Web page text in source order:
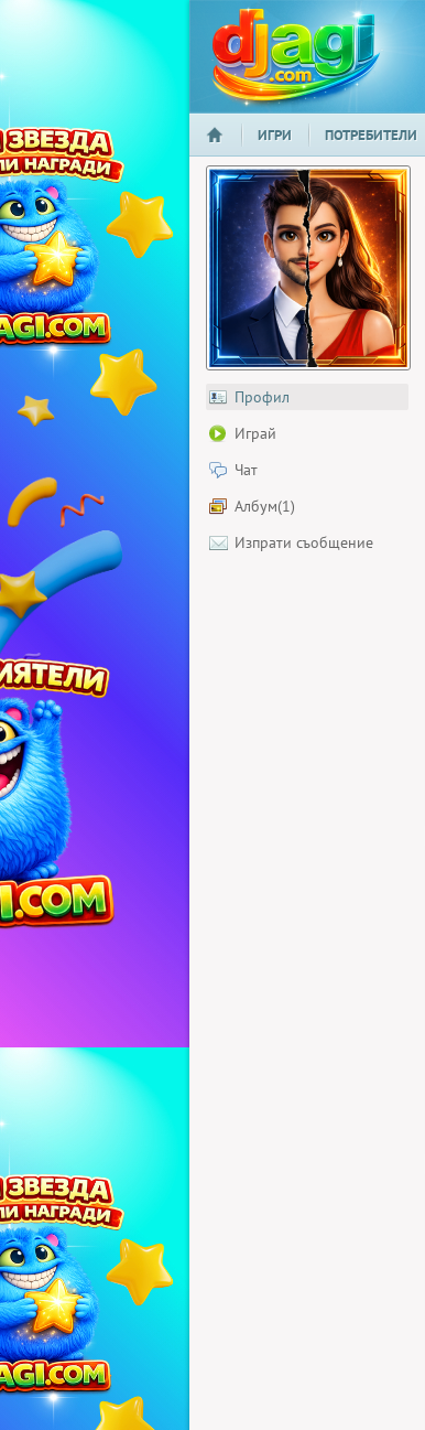
djagi.com
НАЧАЛО
ИГРИ ПОТРЕБИТЕЛИ
Профил
Играй
Чат
Албум(1)
Изпрати съобщение